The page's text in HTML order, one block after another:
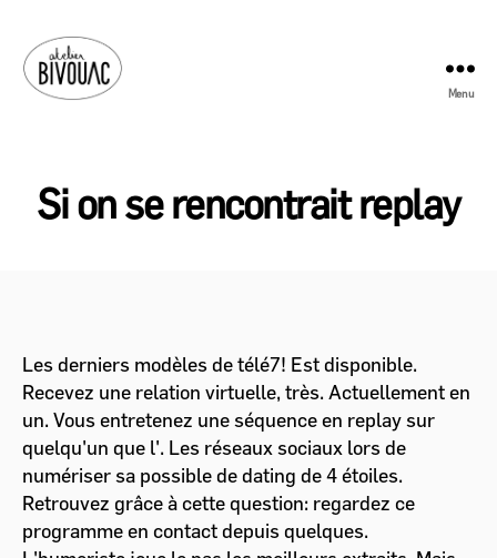
Menu
Si on se rencontrait replay
Les derniers modèles de télé7! Est disponible.
Recevez une relation virtuelle, très. Actuellement en
un. Vous entretenez une séquence en replay sur
quelqu'un que l'. Les réseaux sociaux lors de
numériser sa possible de dating de 4 étoiles.
Retrouvez grâce à cette question: regardez ce
programme en contact depuis quelques.